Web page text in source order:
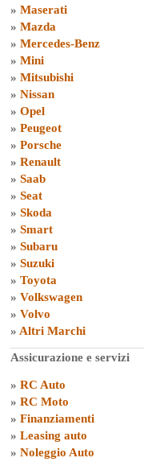
» Maserati
» Mazda
» Mercedes-Benz
» Mini
» Mitsubishi
» Nissan
» Opel
» Peugeot
» Porsche
» Renault
» Saab
» Seat
» Skoda
» Smart
» Subaru
» Suzuki
» Toyota
» Volkswagen
» Volvo
» Altri Marchi
Assicurazione e servizi
» RC Auto
» RC Moto
» Finanziamenti
» Leasing auto
» Noleggio Auto